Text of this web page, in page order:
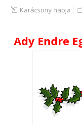
Karácsony napja
Ady Endre